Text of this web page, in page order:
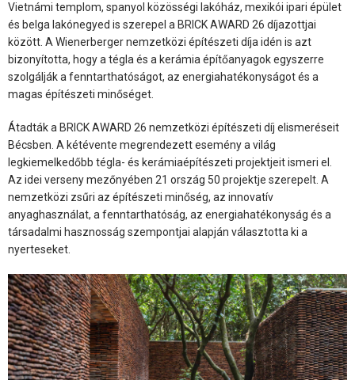
Vietnámi templom, spanyol közösségi lakóház, mexikói ipari épület
és belga lakónegyed is szerepel a BRICK AWARD 26 díjazottjai
között. A Wienerberger nemzetközi építészeti díja idén is azt
bizonyította, hogy a tégla és a kerámia építőanyagok egyszerre
szolgálják a fenntarthatóságot, az energiahatékonyságot és a
magas építészeti minőséget.
Átadták a BRICK AWARD 26 nemzetközi építészeti díj elismeréseit
Bécsben. A kétévente megrendezett esemény a világ
legkiemelkedőbb tégla- és kerámiaépítészeti projektjeit ismeri el.
Az idei verseny mezőnyében 21 ország 50 projektje szerepelt. A
nemzetközi zsűri az építészeti minőség, az innovatív
anyaghasználat, a fenntarthatóság, az energiahatékonyság és a
társadalmi hasznosság szempontjai alapján választotta ki a
nyerteseket.